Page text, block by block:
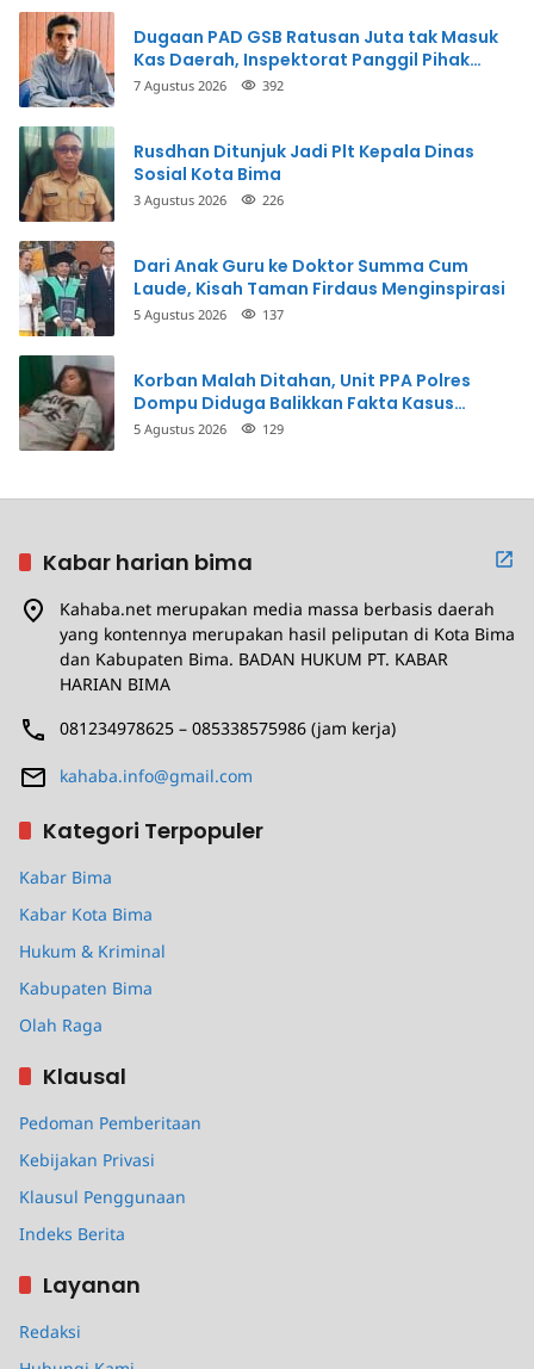
Dugaan PAD GSB Ratusan Juta tak Masuk
Kas Daerah, Inspektorat Panggil Pihak
Terkait
7 Agustus 2026 392
Rusdhan Ditunjuk Jadi Plt Kepala Dinas
Sosial Kota Bima
3 Agustus 2026 226
Dari Anak Guru ke Doktor Summa Cum
Laude, Kisah Taman Firdaus Menginspirasi
5 Agustus 2026 137
Korban Malah Ditahan, Unit PPA Polres
Dompu Diduga Balikkan Fakta Kasus
Penganiayaan
5 Agustus 2026 129
Kabar harian bima
Kahaba.net merupakan media massa berbasis daerah
yang kontennya merupakan hasil peliputan di Kota Bima
dan Kabupaten Bima. BADAN HUKUM PT. KABAR
HARIAN BIMA
081234978625 – 085338575986 (jam kerja)
kahaba.info@gmail.com
Kategori Terpopuler
Kabar Bima
Kabar Kota Bima
Hukum & Kriminal
Kabupaten Bima
Olah Raga
Klausal
Pedoman Pemberitaan
Kebijakan Privasi
Klausul Penggunaan
Indeks Berita
Layanan
Redaksi